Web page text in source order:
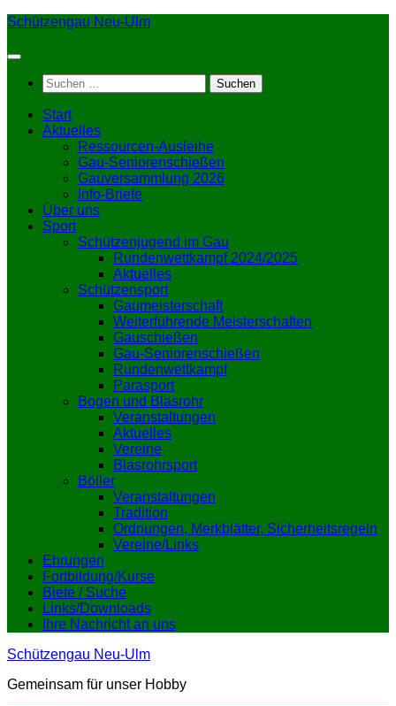
Zum
springen
Schützengau Neu-Ulm
Suchen
nach:
Start
Aktuelles
Ressourcen-Ausleihe
Gau-Seniorenschießen
Gauversammlung 2026
Info-Briefe
Über uns
Sport
Schützenjugend im Gau
Rundenwettkampf 2024/2025
Aktuelles
Schützensport
Gaumeisterschaft
Weiterführende Meisterschaften
Gauschießen
Gau-Seniorenschießen
Rundenwettkampf
Parasport
Bogen und Blasrohr
Veranstaltungen
Aktuelles
Vereine
Blasrohrsport
Böller
Veranstaltungen
Tradition
Ordnungen, Merkblätter, Sicherheitsregeln
Vereine/Links
Ehrungen
Fortbildung/Kurse
Biete / Suche
Links/Downloads
Ihre Nachricht an uns
Schützengau Neu-Ulm
Gemeinsam für unser Hobby